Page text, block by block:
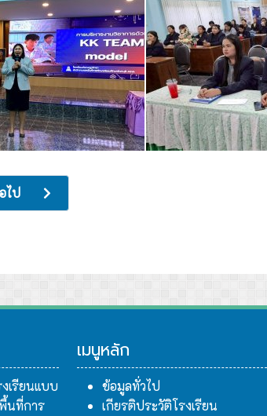
ศลปัณรสมวาร (ครบวาระ 15 วัน) เพื่ออุทิศถวาย
หาถัดไป: พิธี วางพวงมาลาและทำบุญตักบาตร เนื่
ไป
เรียนแบบ
นที่การ
เมนูหลัก
ข้อมูลทั่วไป
เกียรติประวัติโรงเรียน